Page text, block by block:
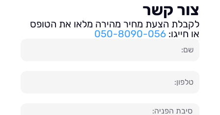
קשר
הצעת מחיר מהירה מלאו את הטופס
חייגו:050-8090-056